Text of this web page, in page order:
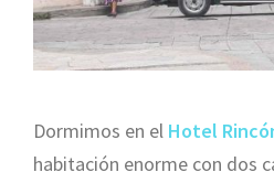
Dormimos en el Hotel
habitación enorme con dos